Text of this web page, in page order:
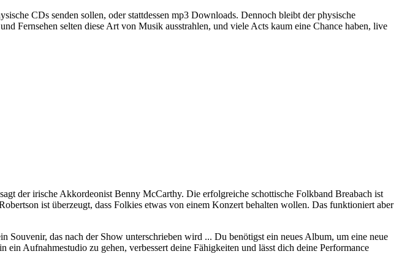
CDs senden sollen, oder stattdessen mp3 Downloads. Dennoch bleibt der physische
Fernsehen selten diese Art von Musik ausstrahlen, und viele Acts kaum eine Chance haben, live
der irische Akkordeonist Benny McCarthy. Die erfolgreiche schottische Folkband Breabach ist
ist überzeugt, dass Folkies etwas von einem Konzert behalten wollen. Das funktioniert aber
das nach der Show unterschrieben wird ... Du benötigst ein neues Album, um eine neue
Aufnahmestudio zu gehen, verbessert deine Fähigkeiten und lässt dich deine Performance